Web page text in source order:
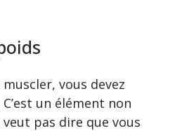
vous devez
un élément non
veut pas dire que vous